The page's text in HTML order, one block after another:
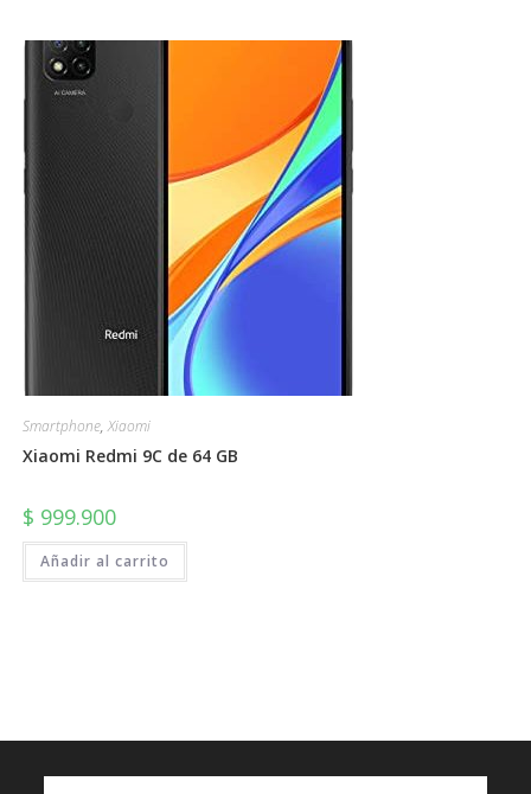
Smartphone,Xiaomi
Xiaomi Redmi 9C de 64 GB
$ 999.900
Añadir al carrito